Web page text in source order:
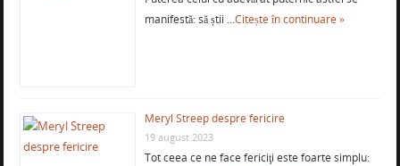
manifestă: să știi …Citește în continuare »
Meryl Streep despre fericire
19 august 2023
Tot ceea ce ne face fericiţi este foarte simplu: